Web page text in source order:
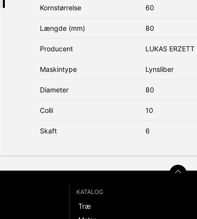
Kornstørrelse
60
Længde (mm) 80
Producent LUKAS ERZETT
Maskintype Lynsliber
Diameter 80
Colli 10
Skaft 6
KATALOG
Træ